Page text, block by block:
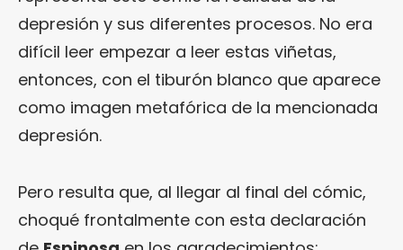
depresión y sus diferentes procesos. No era
difícil leer empezar a leer estas viñetas,
entonces, con el tiburón blanco que aparece
como imagen metafórica de la mencionada
depresión.
Pero resulta que, al llegar al final del cómic,
choqué frontalmente con esta declaración